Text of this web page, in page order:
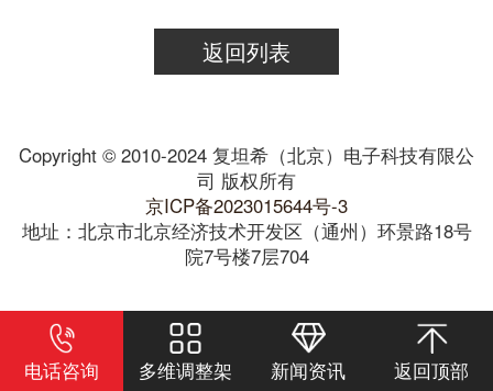
返回列表
Copyright © 2010-2024 复坦希（北京）电子科技有限公
司 版权所有
京ICP备2023015644号-3
地址：北京市北京经济技术开发区（通州）环景路18号
院7号楼7层704
电话咨询 多维调整架 新闻资讯 返回顶部